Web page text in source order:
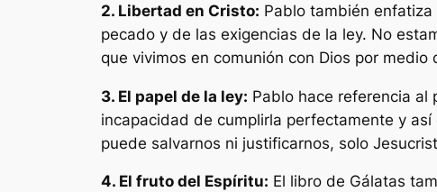
2. Libertad en Cristo: Pablo también
pecado y de las exigencias de la ley. No
que vivimos en comunión con Dios por medio
3. El papel de la ley: Pablo hace referencia al
incapacidad de cumplirla perfectamente y
puede salvarnos ni justificarnos, solo
4. El fruto del Espíritu: El libro de Gálatas